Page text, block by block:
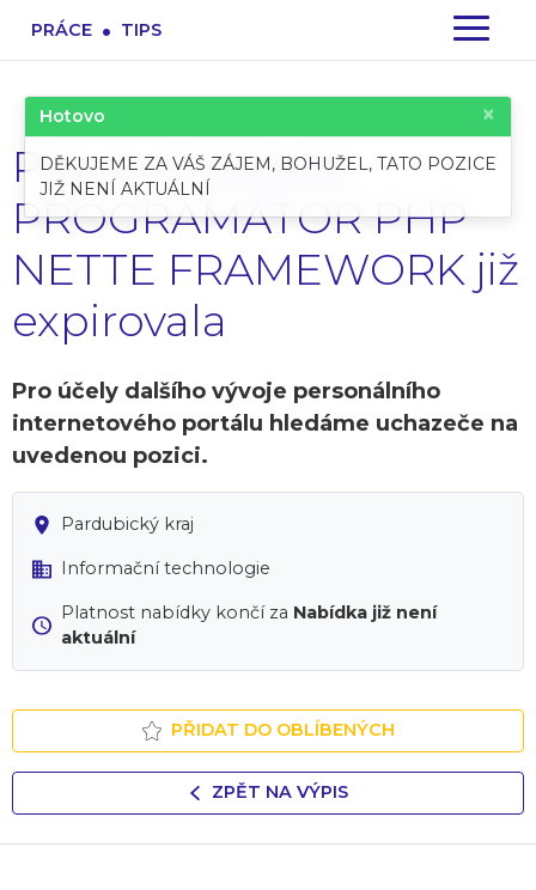
PRÁCE . TIPS
Pracovní pozice:
PROGRAMÁTOR PHP
NETTE FRAMEWORK již
expirovala
Pro účely dalšího vývoje personálního
internetového portálu hledáme uchazeče na
uvedenou pozici.
Pardubický kraj
Informační technologie
Platnost nabídky končí za Nabídka již není
aktuální
PŘIDAT DO OBLÍBENÝCH
ZPĚT NA VÝPIS
Hotovo ×
DĚKUJEME ZA VÁŠ ZÁJEM, BOHUŽEL, TATO POZICE
JIŽ NENÍ AKTUÁLNÍ